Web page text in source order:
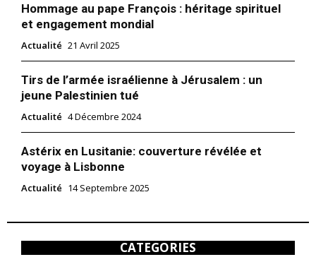
Hommage au pape François : héritage spirituel
et engagement mondial
Actualité 21 Avril 2025
Tirs de l’armée israélienne à Jérusalem : un
jeune Palestinien tué
Actualité 4 Décembre 2024
Astérix en Lusitanie: couverture révélée et
voyage à Lisbonne
Actualité 14 Septembre 2025
CATEGORIES